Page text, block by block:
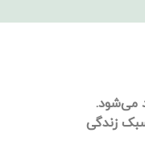
می‌شود.
زندگی